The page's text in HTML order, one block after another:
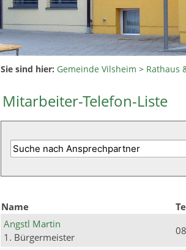
Sie sind hier: Gemeinde Vilsheim > Rathaus
Mitarbeiter-Telefon-Liste
Name
Angstl Martin
1. Bürgermeister